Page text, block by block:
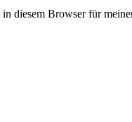
diesem Browser für